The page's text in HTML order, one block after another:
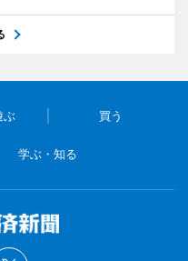
ぶ 買う
学ぶ・知る